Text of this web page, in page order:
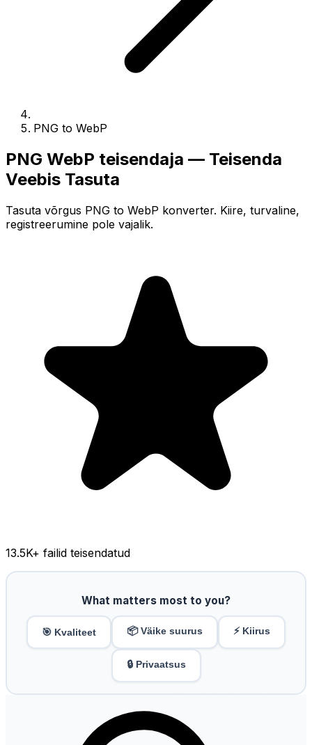
PNG to WebP
PNG WebP teisendaja — Teisenda
Veebis Tasuta
Tasuta võrgus PNG to WebP konverter. Kiire, turvaline,
registreerumine pole vajalik.
13.5K+ failid teisendatud
What matters most to you?
🎯 Kvaliteet 📦 Väike suurus ⚡ Kiirus
🔒 Privaatsus